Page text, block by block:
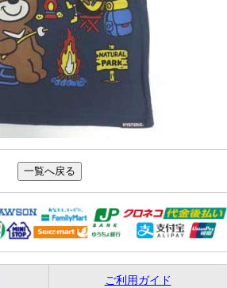
ご利用ガイド